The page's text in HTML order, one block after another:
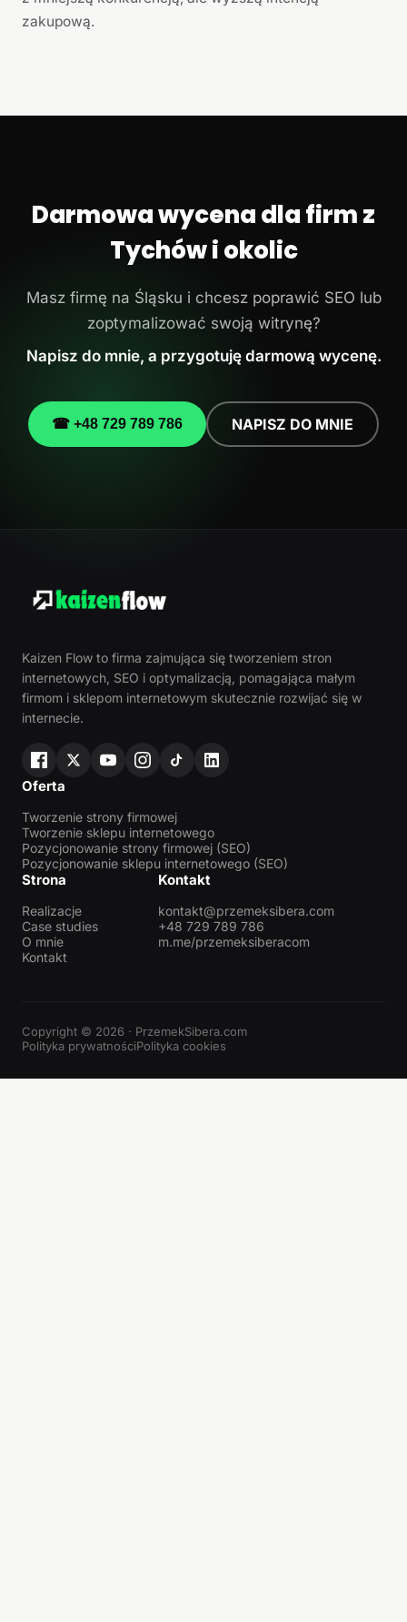
zakupową.
Darmowa wycena dla firm z
Tychów i okolic
Masz firmę na Śląsku i chcesz poprawić SEO lub
zoptymalizować swoją witrynę?
Napisz do mnie, a przygotuję darmową wycenę.
☎ +48 729 789 786 NAPISZ DO MNIE
Kaizen Flow to firma zajmująca się tworzeniem stron
internetowych, SEO i optymalizacją, pomagająca małym
firmom i sklepom internetowym skutecznie rozwijać się w
internecie.
Oferta
Tworzenie strony firmowej
Tworzenie sklepu internetowego
Pozycjonowanie strony firmowej (SEO)
Pozycjonowanie sklepu internetowego (SEO)
Strona
Realizacje
Case studies
O mnie
Kontakt
Kontakt
kontakt@przemeksibera.com
+48 729 789 786
m.me/przemeksiberacom
Copyright © 2026 · PrzemekSibera.com
Polityka prywatnościPolityka cookies